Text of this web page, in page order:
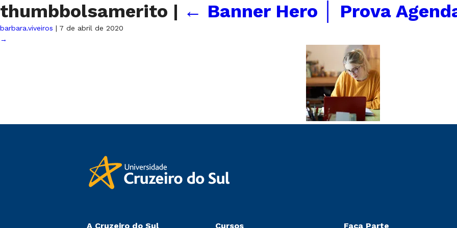
thumbbolsamerito | ← Banner Hero │ Prova
barbara.viveiros | 7 de abril de 2020
→
A Cruzeiro do Sul Cursos Faça Parte